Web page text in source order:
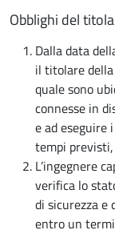
Obblighi del
Dalla data
il titolare
quale sono
connesse in
e ad eseguire
tempi
L’ingegnere
verifica lo
di sicurezza e
entro un